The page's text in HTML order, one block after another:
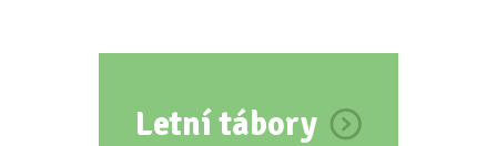
Letní tábory